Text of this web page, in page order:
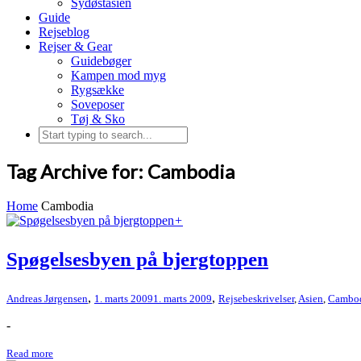
Sydøstasien
Guide
Rejseblog
Rejser & Gear
Guidebøger
Kampen mod myg
Rygsække
Soveposer
Tøj & Sko
Tag Archive for: Cambodia
Home Cambodia
+
Spøgelsesbyen på bjergtoppen
Andreas Jørgensen, 1. marts 20091. marts 2009, Rejsebeskrivelser, Asien
-
Read more